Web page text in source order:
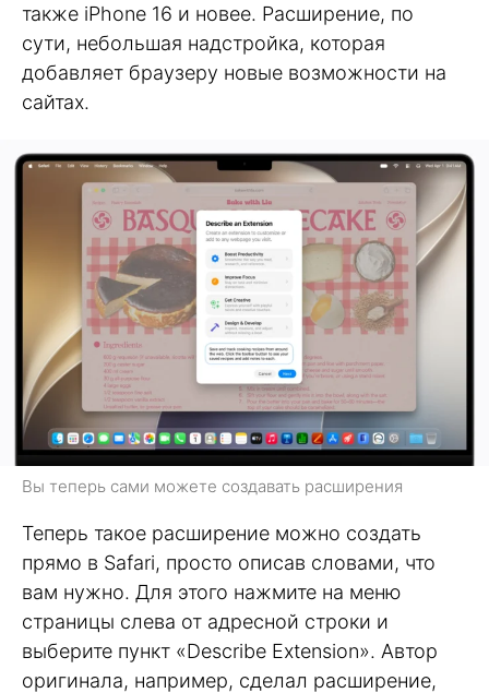
также iPhone 16 и новее. Расширение, по
сути, небольшая надстройка, которая
добавляет браузеру новые возможности на
сайтах.
Вы теперь сами можете создавать расширения
Теперь такое расширение можно создать
прямо в Safari, просто описав словами, что
вам нужно. Для этого нажмите на меню
страницы слева от адресной строки и
выберите пункт «Describe Extension». Автор
оригинала, например, сделал расширение,